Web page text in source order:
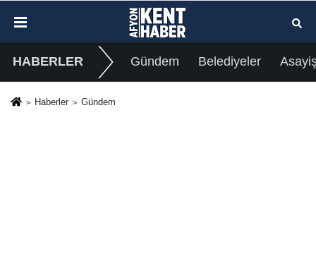
HABERLER Gündem Belediyeler
Haberler Gündem